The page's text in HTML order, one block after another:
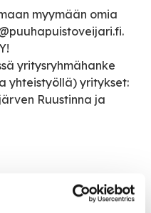
myymään omia
yritysryhmähanke
yhteistyöllä) yritykset:
Ruustinna ja